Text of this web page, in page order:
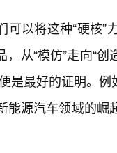
可以将这种“硬核
从“模仿”走向“创
是最好的证明。
能源汽车领域的